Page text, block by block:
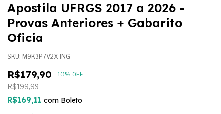
Apostila UFRGS 2017 a 2026 -
Provas Anteriores + Gabarito
Oficia
SKU: M9K3P7V2X-ING
R$179,90 -10% OFF
R$199,99
R$169,11 com Boleto